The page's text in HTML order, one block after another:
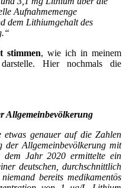
Aufnahmemenge
dem Lithiumgehalt des
stimmen, wie ich in meinem
Hier nochmals die
Allgemeinbevölkerung
etwas genauer auf die Zahlen
der Allgemeinbevölkerung mit
Jahr 2020 ermittelte ein
deutschen, durchschnittlich
bereits medikamentös